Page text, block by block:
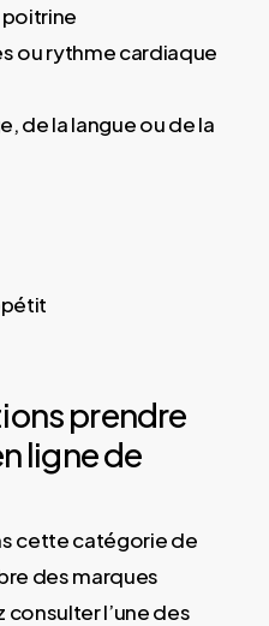
poitrine
ou rythme cardiaque
de la langue ou de la
prendre
ligne de
cette catégorie de
des marques
l’une des